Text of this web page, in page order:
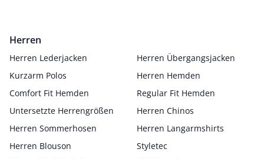
Herren
Herren Lederjacken
Herren Übergangsjacken
Kurzarm Polos
Herren Hemden
Comfort Fit Hemden
Regular Fit Hemden
Untersetzte Herrengrößen
Herren Chinos
Herren Sommerhosen
Herren Langarmshirts
Herren Blouson
Styletec